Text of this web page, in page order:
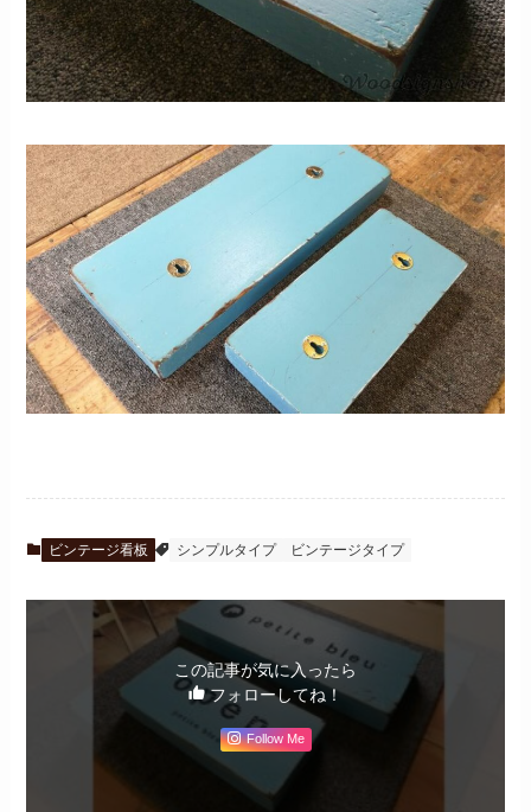
ビンテージ看板 シンプルタイプ ビンテージタイプ
この記事が気に入ったら
フォローしてね！
Follow Me